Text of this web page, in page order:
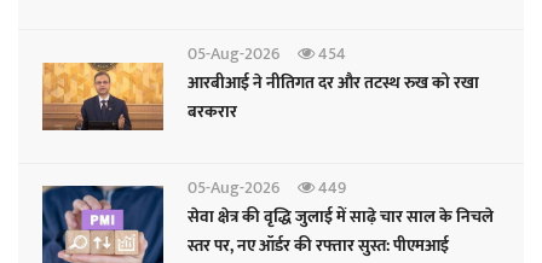
05-Aug-2026
454
आरबीआई ने नीतिगत दर और तटस्थ रुख को रखा
बरकरार
05-Aug-2026
449
सेवा क्षेत्र की वृद्धि जुलाई में साढ़े चार साल के निचले
स्तर पर, नए ऑर्डर की रफ्तार सुस्त: पीएमआई